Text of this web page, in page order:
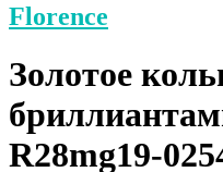
Florence
Золотое
R28mg19-